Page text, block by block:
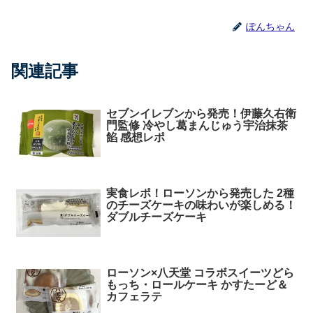
ぽんちゃん
関連記事
セブンイレブンから発売！伊藤久右衛
門監修 冷やし葛まんじゅう宇治抹茶
餡 感想レポ
実食レポ！ローソンから発売した 2種
のチーズケーキの味わいが楽しめる！
ダブルチーズケーキ
ローソン×八天堂 コラボスイーツどら
もっち・ロールケーキ かすたーど＆
カフェラテ